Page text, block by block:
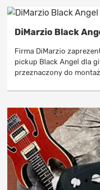
DiMarzio Black
Firma DiMarzio
pickup Black Angel dla
przeznaczony do